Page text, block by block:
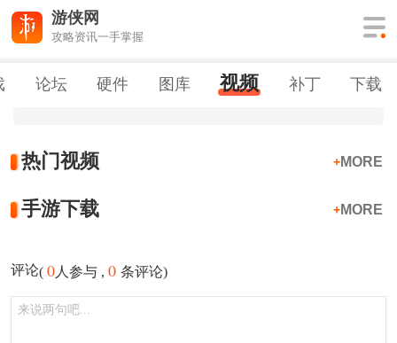
游侠网
攻略资讯一手掌握
论坛 硬件 图库 视频 补丁 下载
热门视频 +MORE
手游下载 +MORE
评论( 0人参与 , 0 条评论)